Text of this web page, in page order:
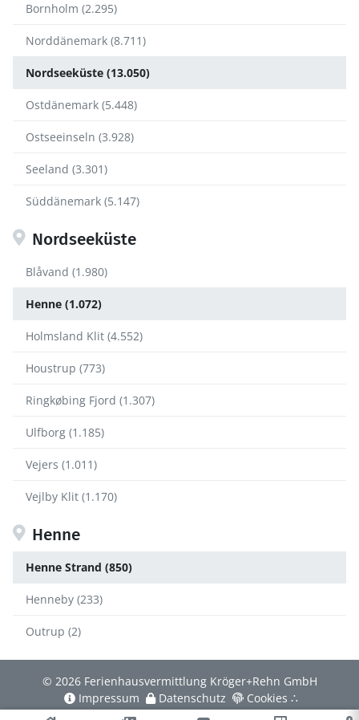
Bornholm (2.295)
Norddänemark (8.711)
Nordseeküste (13.050)
Ostdänemark (5.448)
Ostseeinseln (3.928)
Seeland (3.301)
Süddänemark (5.147)
Nordseeküste
Blåvand (1.980)
Henne (1.072)
Holmsland Klit (4.552)
Houstrup (773)
Ringkøbing Fjord (1.307)
Ulfborg (1.185)
Vejers (1.011)
Vejlby Klit (1.170)
Henne
Henne Strand (850)
Henneby (233)
Outrup (2)
© 2026 Ferienhausvermittlung Kröger+Rehn GmbH
Impressum
Datenschutz Cookies ∴